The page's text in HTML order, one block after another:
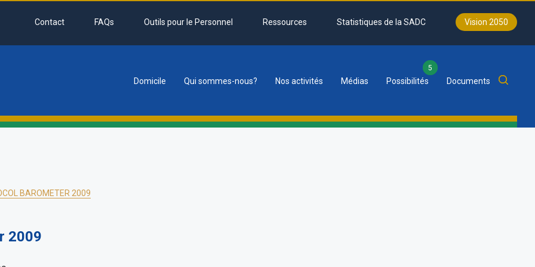
Contact FAQs Outils pour le Personnel Ressources Statistiques de la SADC Vision 2050
Domicile Qui sommes-nous? Nos activités Médias Possibilités
5
Documents
BAROMETER 2009
2009